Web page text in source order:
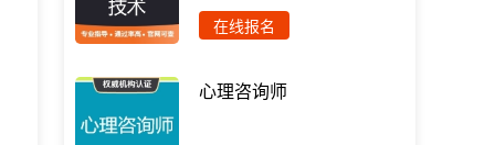
在线报名
心理咨询师